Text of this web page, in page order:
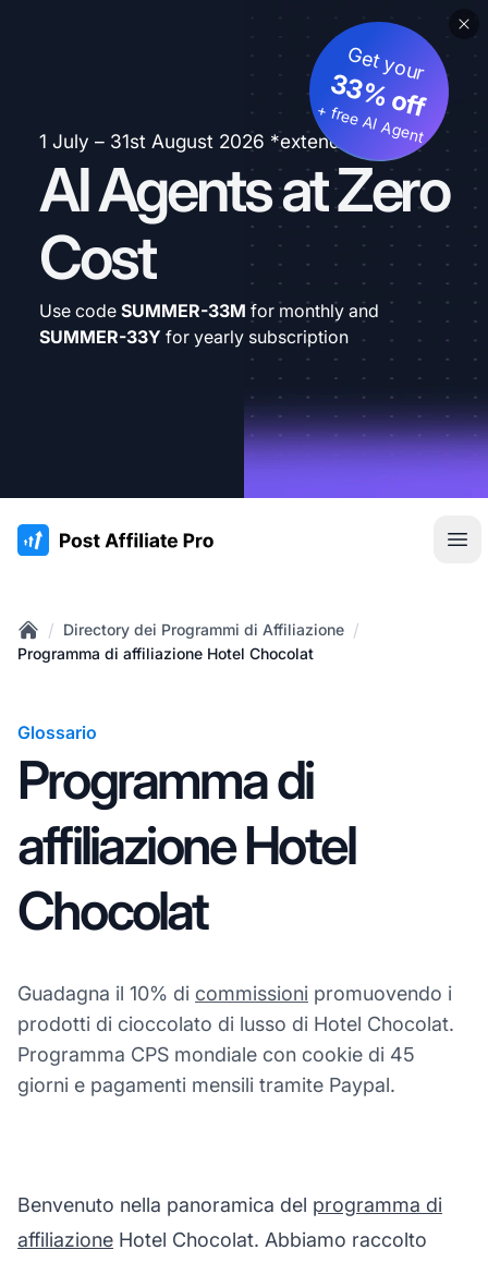
1 July – 31st August 2026 *extended
AI Agents at Zero
Cost
Get your
33% off
+ free AI Agent
Use code SUMMER-33M for monthly and
SUMMER-33Y for yearly subscription
:site.title
Home
/ Directory dei Programmi di Affiliazione /
Programma di affiliazione Hotel Chocolat
Glossario
Programma di
affiliazione Hotel
Chocolat
Guadagna il 10% di commissioni promuovendo i
prodotti di cioccolato di lusso di Hotel Chocolat.
Programma CPS mondiale con cookie di 45
giorni e pagamenti mensili tramite Paypal.
Benvenuto nella panoramica del programma di
affiliazione Hotel Chocolat. Abbiamo raccolto